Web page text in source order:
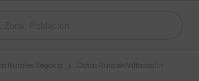
Rurales Segovia Casas Rurales Villacastin